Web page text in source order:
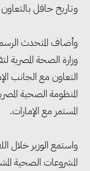
وتاريخ حافل
وأضاف المتحدث
وزارة الصحة المصرية
التعاون مع الجانب
المنظومة الصحية
المستمر مع الإمارات.
واستمع الوزير خلال
المشروعات الصحية